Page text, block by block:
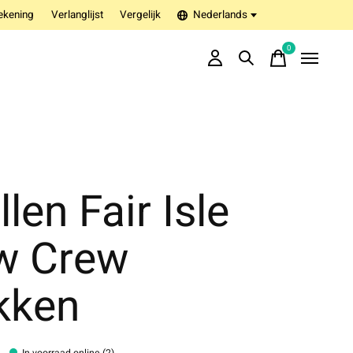
Verlanglijst Vergelijk Nederlands
0items
Fair Isle
Crew